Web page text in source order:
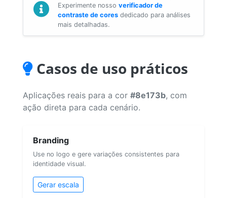
Experimente nosso verificador de
contraste de cores dedicado para análises
mais detalhadas.
Casos de uso práticos
Aplicações reais para a cor #8e173b, com
ação direta para cada cenário.
Branding
Use no logo e gere variações consistentes para
identidade visual.
Gerar escala